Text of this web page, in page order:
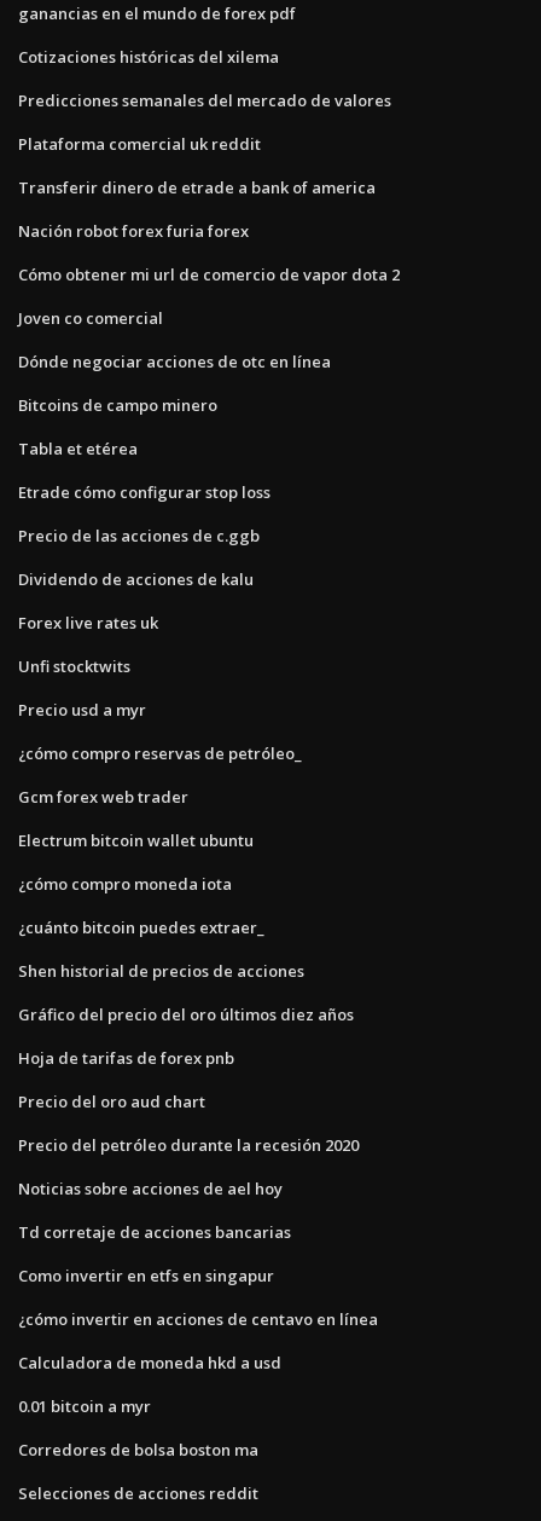
ganancias en el mundo de forex pdf
Cotizaciones históricas del xilema
Predicciones semanales del mercado de valores
Plataforma comercial uk reddit
Transferir dinero de etrade a bank of america
Nación robot forex furia forex
Cómo obtener mi url de comercio de vapor dota 2
Joven co comercial
Dónde negociar acciones de otc en línea
Bitcoins de campo minero
Tabla et etérea
Etrade cómo configurar stop loss
Precio de las acciones de c.ggb
Dividendo de acciones de kalu
Forex live rates uk
Unfi stocktwits
Precio usd a myr
¿cómo compro reservas de petróleo_
Gcm forex web trader
Electrum bitcoin wallet ubuntu
¿cómo compro moneda iota
¿cuánto bitcoin puedes extraer_
Shen historial de precios de acciones
Gráfico del precio del oro últimos diez años
Hoja de tarifas de forex pnb
Precio del oro aud chart
Precio del petróleo durante la recesión 2020
Noticias sobre acciones de ael hoy
Td corretaje de acciones bancarias
Como invertir en etfs en singapur
¿cómo invertir en acciones de centavo en línea
Calculadora de moneda hkd a usd
0.01 bitcoin a myr
Corredores de bolsa boston ma
Selecciones de acciones reddit